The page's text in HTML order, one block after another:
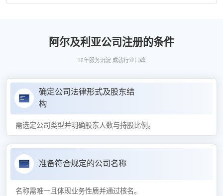
阿尔及利亚公司注册的条件
10年服务沉淀 成就行业口碑
确定公司法律形式及股东结
构
需选定公司类型并明确股东人数与持股比例。
准备符合规定的公司名称
名称需唯一且体现业务性质并通过核名。